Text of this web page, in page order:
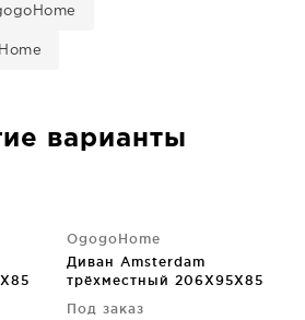
варианты
OgogoHome
Диван Amsterdam
трёхместный 206X95X85
Под заказ